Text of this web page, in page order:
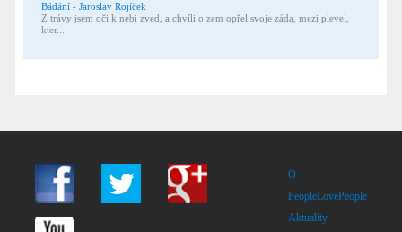
Bádání - Jaroslav Rojíček
Z trávy jsem oči k nebi zved, a chvíli o zem opřel svoje záda, mezi plevel,
kter...
O
PeopleLovePeople
Aktuality